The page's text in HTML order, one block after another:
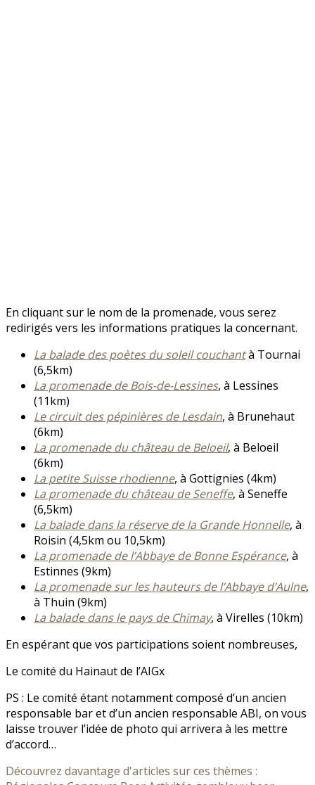
En cliquant sur le nom de la promenade, vous serez
redirigés vers les informations pratiques la concernant.
La balade des poètes du soleil couchantà Tournai
(6,5km)
La promenade de Bois-de-Lessines, à Lessines
(11km)
Le circuit des pépinières de Lesdain, à Brunehaut
(6km)
La promenade du château de Beloeil, à Beloeil
(6km)
La petite Suisse rhodienne, à Gottignies (4km)
La promenade du château de Seneffe, à Seneffe
(6,5km)
La balade dans la réserve de la Grande Honnelle, à
Roisin (4,5km ou 10,5km)
La promenade de l’Abbaye de Bonne Espérance, à
Estinnes (9km)
La promenade sur les hauteurs de l’Abbaye d’Aulne,
à Thuin (9km)
La balade dans le pays de Chimay, à Virelles (10km)
En espérant que vos participations soient nombreuses,
Le comité du Hainaut de l’AIGx
PS : Le comité étant notamment composé d’un ancien
responsable bar et d’un ancien responsable ABI, on vous
laisse trouver l’idée de photo qui arrivera à les mettre
d’accord…
Découvrez davantage d'articles sur ces thèmes :